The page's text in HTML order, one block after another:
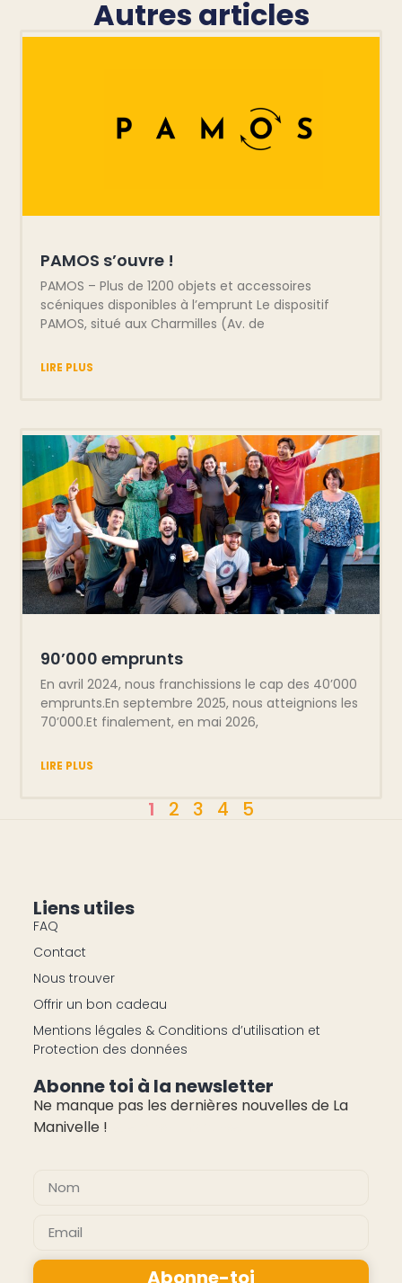
Autres articles
PAMOS s’ouvre !
PAMOS – Plus de 1200 objets et accessoires
scéniques disponibles à l’emprunt Le dispositif
PAMOS, situé aux Charmilles (Av. de
LIRE PLUS
90’000 emprunts
En avril 2024, nous franchissions le cap des 40’000
emprunts.En septembre 2025, nous atteignions les
70’000.Et finalement, en mai 2026,
LIRE PLUS
1 2 3 4 5
Liens utiles
FAQ
Contact
Nous trouver
Offrir un bon cadeau
Mentions légales & Conditions d’utilisation et
Protection des données
Abonne toi à la newsletter
Ne manque pas les dernières nouvelles de La
Manivelle !
Abonne-toi